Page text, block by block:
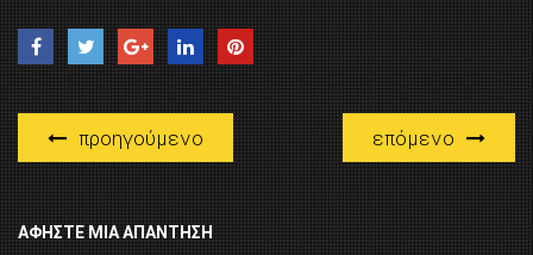
προηγούμενο επόμενο
ΑΦΉΣΤΕ ΜΙΑ ΑΠΆΝΤΗΣΗ